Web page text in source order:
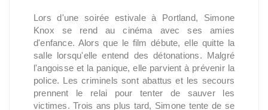
Lors d'une soirée estivale à Portland, Simone
Knox se rend au cinéma avec ses amies
d'enfance. Alors que le film débute, elle quitte la
salle lorsqu'elle entend des détonations. Malgré
l'angoisse et la panique, elle parvient à prévenir la
police. Les criminels sont abattus et les secours
prennent le relai pour tenter de sauver les
victimes. Trois ans plus tard, Simone tente de se